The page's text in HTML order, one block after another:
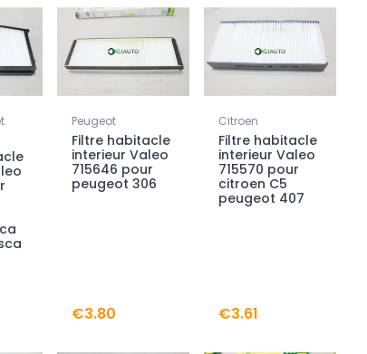
Peugeot
Filtre habitacle
interieur Valeo
715646 pour
peugeot 306
€3.80
Citroen
Filtre habitacle
interieur Valeo
715570 pour
citroen C5
peugeot 407
€3.61